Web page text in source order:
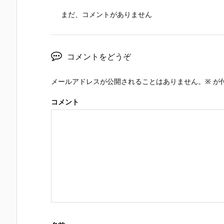
まだ、コメントがありません
コメントをどうぞ
メールアドレスが公開されることはありません。 ※ が
コメント